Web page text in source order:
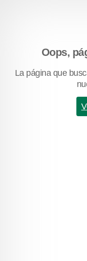
Oops,
La página que